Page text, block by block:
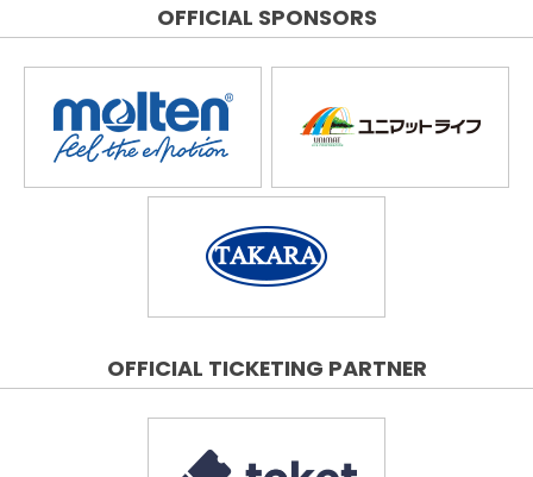
OFFICIAL SPONSORS
OFFICIAL TICKETING PARTNER